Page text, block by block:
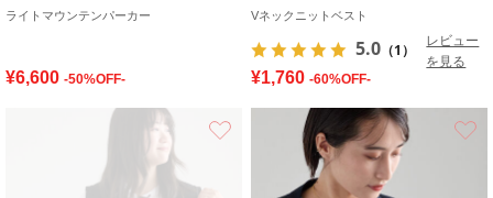
ライトマウンテンパーカー
¥6,600 -50%OFF-
Vネックニットベスト
5.0 （1）
レビュー
を見る
¥1,760 -60%OFF-
お気に入り